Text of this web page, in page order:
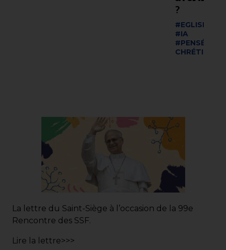
?
#EGLISE
#IA
#PENSÉE
CHRÉTIENNE
La lettre du Saint-Siège à l’occasion de la 99e
Rencontre des SSF.
Lire la lettre>>>